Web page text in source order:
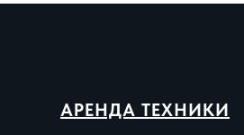
АРЕНДА ТЕХНИКИ